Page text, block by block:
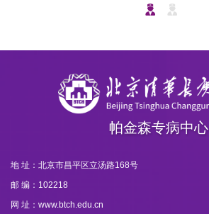
帕金森专病中心
地 址：北京市昌平区立汤路168号
邮 编：102218
网 址：www.btch.edu.cn